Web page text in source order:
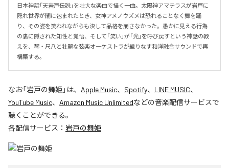
日本神話「天岩戸伝説」を壮大な楽曲で描く一曲。太陽神アマテラスが岩戸に
隠れ世界が闇に包まれたとき、女神アメノウズメは恐れることなく舞を踊
り、その姿を笑われながらも決して品格を崩さなかった。愚かに見える行為
の裏に隠された知性と覚悟、そして「笑い」が「光」を呼び戻すという神話の教
えを、琴・尺八と壮麗な弦楽オーケストラが織りなす和洋融合サウンドで再
構築する。
なお「岩戸の舞姫 」は、 Apple Music、 Spotify、 LINE MUSIC、
YouTube Music、 Amazon Music Unlimitedなどの音楽配信サービスで
聴くことができる。
各配信サービス： 岩戸の舞姫